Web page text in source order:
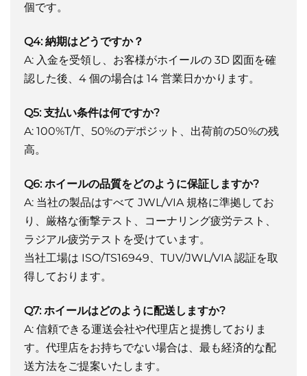
個です。
Q4: 納期はどうですか？
A: 入金を受領し、お客様がホイールの 3D 図面を確
認した後、4 個の場合は 14 営業日かかります。
Q5: 支払い条件は何ですか?
A: 100%T/T、50%のデポジット、出荷前の50%の残
高。
Q6: ホイールの品質をどのように保証しますか?
A: 当社の製品はすべて JWL/VIA 規格に準拠してお
り、厳格な衝撃テスト、コーナリング疲労テスト、
ラジアル疲労テストを受けています。
当社工場は ISO/TS16949、TUV/JWL/VIA 認証を取
得しております。
Q7: ホイールはどのように配送しますか?
A: 信頼できる運送会社や代理店と提携しておりま
す。代理店をお持ちでない場合は、最も経済的な配
送方法をご提案いたします。